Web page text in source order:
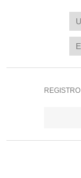
REGISTRO